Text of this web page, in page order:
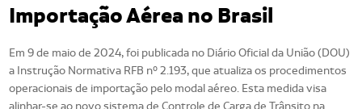
Importação Aérea no Brasil
Em 9 de maio de 2024, foi publicada no Diário Oficial da União (DOU)
a Instrução Normativa RFB nº 2.193, que atualiza os procedimentos
operacionais de importação pelo modal aéreo. Esta medida visa
alinhar-se ao novo sistema de Controle de Carga de Trânsito na